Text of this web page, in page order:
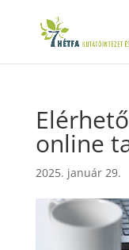
online
2025. január 29.